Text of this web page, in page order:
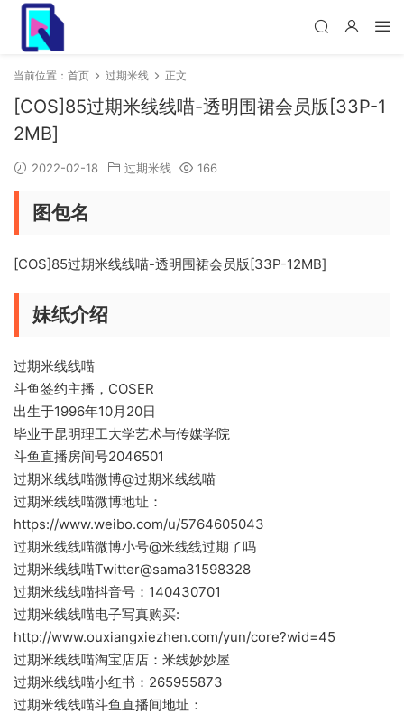
当前位置： 首页 过期米线 正文
[COS]85过期米线线喵-透明围裙会员版[33P-1
2MB]
2022-02-18 过期米线 166
图包名
[COS]85过期米线线喵-透明围裙会员版[33P-12MB]
妹纸介绍
过期米线线喵
斗鱼签约主播，COSER
出生于1996年10月20日
毕业于昆明理工大学艺术与传媒学院
斗鱼直播房间号2046501
过期米线线喵微博@过期米线线喵
过期米线线喵微博地址：
https://www.weibo.com/u/5764605043
过期米线线喵微博小号@米线线过期了吗
过期米线线喵Twitter@sama31598328
过期米线线喵抖音号：140430701
过期米线线喵电子写真购买:
http://www.ouxiangxiezhen.com/yun/core?wid=45
过期米线线喵淘宝店店：米线妙妙屋
过期米线线喵小红书：265955873
过期米线线喵斗鱼直播间地址：